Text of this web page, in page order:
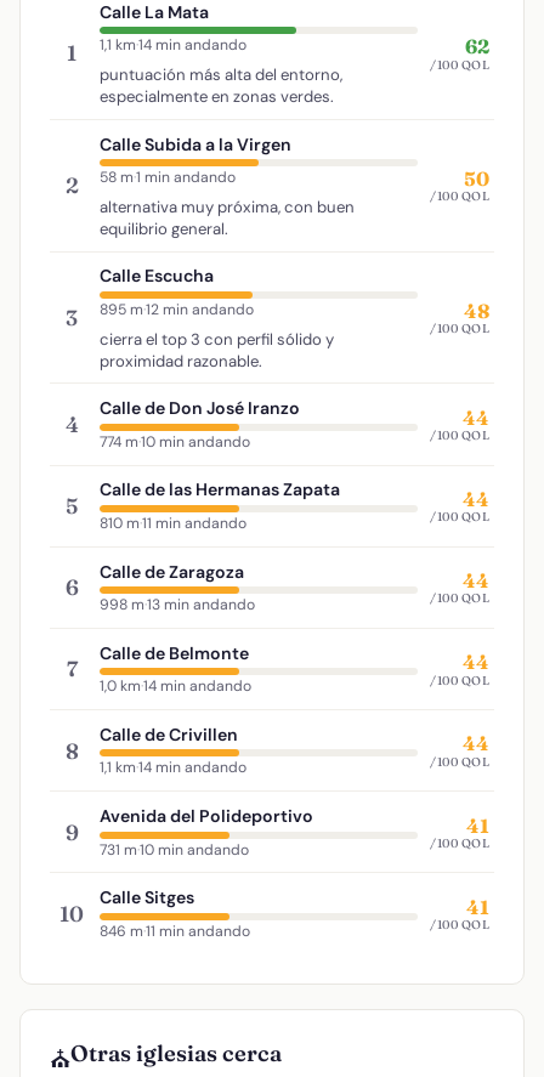
1
Calle La Mata
1,1 km·14 min andando
puntuación más alta del entorno,
especialmente en zonas verdes.
62
/100 QOL
2
Calle Subida a la Virgen
58 m·1 min andando
alternativa muy próxima, con buen
equilibrio general.
50
/100 QOL
3
Calle Escucha
895 m·12 min andando
cierra el top 3 con perfil sólido y
proximidad razonable.
48
/100 QOL
4
Calle de Don José Iranzo
774 m·10 min andando
44
/100 QOL
5
Calle de las Hermanas Zapata
810 m·11 min andando
44
/100 QOL
6
Calle de Zaragoza
998 m·13 min andando
44
/100 QOL
7
Calle de Belmonte
1,0 km·14 min andando
44
/100 QOL
8
Calle de Crivillen
1,1 km·14 min andando
44
/100 QOL
9
Avenida del Polideportivo
731 m·10 min andando
41
/100 QOL
10
Calle Sitges
846 m·11 min andando
41
/100 QOL
⛪Otras iglesias cerca